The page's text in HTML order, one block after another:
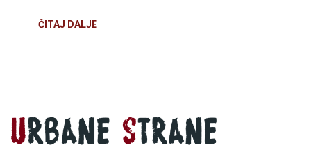
ČITAJ DALJE